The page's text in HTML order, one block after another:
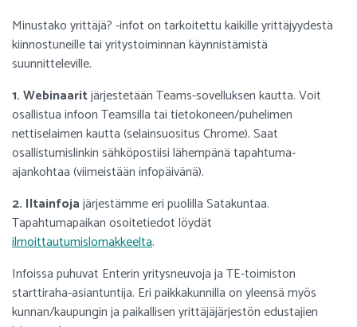
Minustako yrittäjä? -infot on tarkoitettu kaikille yrittäjyydestä
kiinnostuneille tai yritystoiminnan käynnistämistä
suunnitteleville.
1. Webinaaritjärjestetään Teams-sovelluksen kautta. Voit
osallistua infoon Teamsilla tai tietokoneen/puhelimen
nettiselaimen kautta (selainsuositus Chrome). Saat
osallistumislinkin sähköpostiisi lähempänä tapahtuma-
ajankohtaa (viimeistään infopäivänä).
2. Iltainfojajärjestämme eri puolilla Satakuntaa.
Tapahtumapaikan osoitetiedot löydät
ilmoittautumislomakkeelta.
Infoissa puhuvat Enterin yritysneuvoja ja TE-toimiston
starttiraha-asiantuntija. Eri paikkakunnilla on yleensä myös
kunnan/kaupungin ja paikallisen yrittäjäjärjestön edustajien